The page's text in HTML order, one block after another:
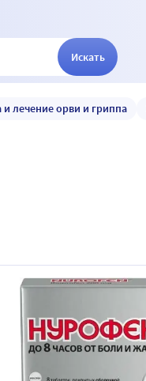
Искать
лечение орви и гриппа